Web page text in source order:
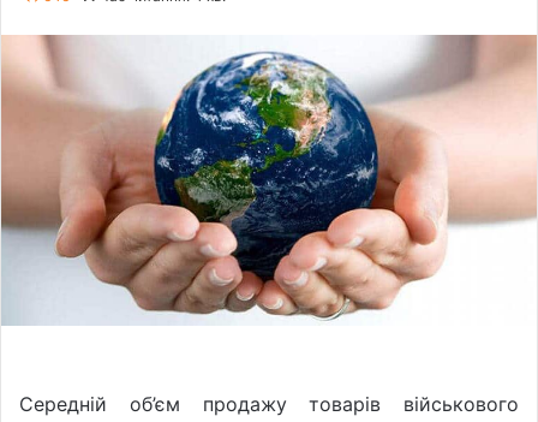
o
w
n
X
a
n
e
m
a
i
Середній об’єм продажу товарів військового